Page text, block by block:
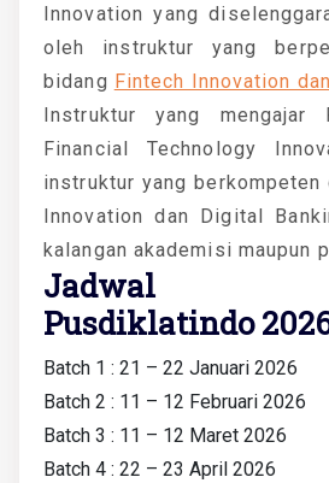
Innovation yang
oleh instruktur yang
bidang Fintech Innovation
Instruktur yang mengajar
Financial Technology
instruktur yang berkompeten
Innovation dan Digital
kalangan akademisi maupun
Jadwal
Pusdiklatindo
Batch 1 : 21 – 22 Januari 2026
Batch 2 : 11 – 12 Februari 2026
Batch 3 : 11 – 12 Maret 2026
Batch 4 : 22 – 23 April 2026